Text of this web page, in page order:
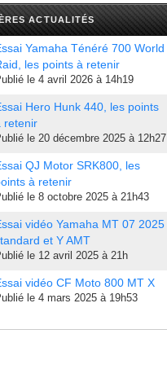
ACTUALITÉS
Yamaha Ténéré 700 World
les points à retenir
le 4 avril 2026 à 14h19
Hero Hunk 440, les points
retenir
le 20 décembre 2025 à 12h27
QJ Motor SRK800, les
à retenir
le 8 octobre 2025 à 21h43
vidéo Yamaha MT 07 2025
et Y AMT
le 12 avril 2025 à 21h
vidéo CF Moto 800 MT X
le 4 mars 2025 à 19h53